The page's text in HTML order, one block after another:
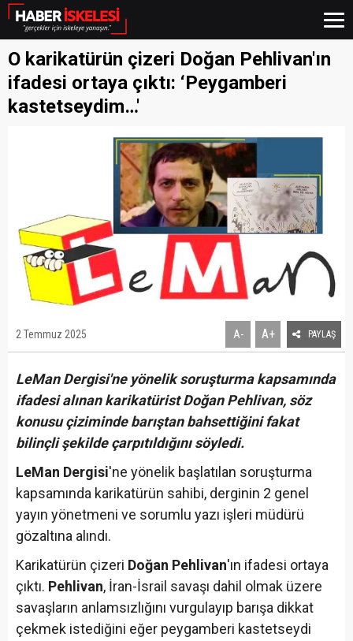
O karikatürün çizeri Doğan Pehlivan'ın
ifadesi ortaya çıktı: ‘Peygamberi
kastetseydim…'
2 Temmuz 2025 A- A+ PAYLAŞ
LeMan Dergisi'ne yönelik soruşturma kapsamında
ifadesi alınan karikatürist Doğan Pehlivan, söz
konusu çiziminde barıştan bahsettiğini fakat
bilinçli şekilde çarpıtıldığını söyledi.
LeMan Dergisi'ne yönelik başlatılan soruşturma
kapsamında karikatürün sahibi, derginin 2 genel
yayın yönetmeni ve sorumlu yazı işleri müdürü
gözaltına alındı.
Karikatürün çizeri Doğan Pehlivan'ın ifadesi ortaya
çıktı. Pehlivan, İran-İsrail savaşı dahil olmak üzere
savaşların anlamsızlığını vurgulayıp barışa dikkat
çekmek istediğini eğer peygamberi kastetseydi